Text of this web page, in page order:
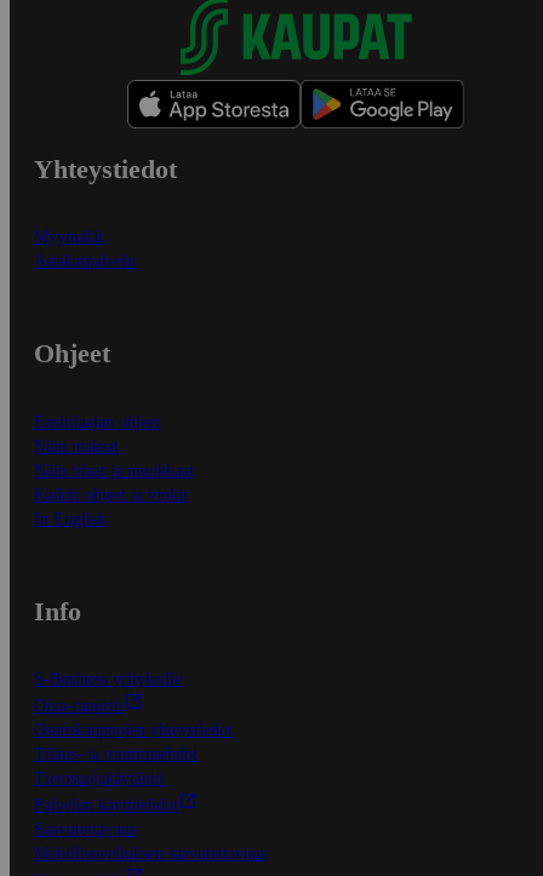
Yhteystiedot
Myymälät
Asiakaspalvelu
Ohjeet
Ensitilaajan ohjeet
Näin maksat
Näin tilaat ja muokkaat
Kaikki ohjeet ja vinkit
In English
Info
S-Business yrityksille
Oiva-raportit
Osuuskauppojen yhteystiedot
Tilaus- ja toimitusehdot
Tietosuojakäytäntö
Palvelun käyttöehdot
Saavutettavuus
Mobiilisovelluksen saavutettavuus